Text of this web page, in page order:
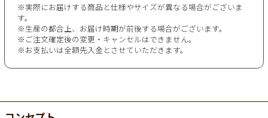
※実際にお届けする商品と仕様やサイズが異なる場合がございま
す。
※生産の都合上、お届け時期が前後する場合がございます。
※ご注文確定後の変更・キャンセルはできません。
※お支払いは全額先入金とさせていただきます。